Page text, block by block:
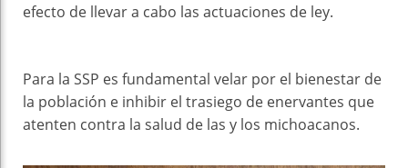
efecto de llevar a cabo las actuaciones de ley.
Para la SSP es fundamental velar por el bienestar de
la población e inhibir el trasiego de enervantes que
atenten contra la salud de las y los michoacanos.